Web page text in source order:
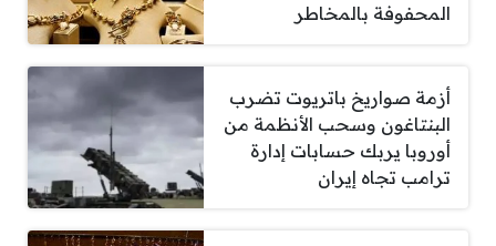
المحفوفة بالمخاطر
أزمة صواريخ باتريوت تضرب
البنتاغون وسحب الأنظمة من
أوروبا يربك حسابات إدارة
ترامب تجاه إيران